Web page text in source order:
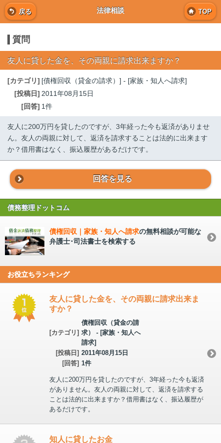
戻る 法律相談 TOP
質問
友人に貸した金を、その両親に請求出来ますか？
[カテゴリ] [債権回収（貸金の請求）] - [家族・知人へ請求]
[投稿日] 2011年08月15日
[回答] 1件
友人に200万円を貸したのですが、3年経った今も返済がありませ
ん。友人の両親に対して、返済を請求することは法的に出来ます
か？借用書はなく、振込履歴があるだけです。
回答を見る
債務整理ドットコム
債権回収｜家族・知人へ請求の無料相談が可能な
弁護士･司法書士を検索する
お役立ちランキング
友人に貸した金を、その両親に請求出来ま
すか？
[カテゴリ]
債権回収（貸金の請
求） - [家族・知人へ
請求]
[投稿日] 2011年08月15日
[回答] 1件
友人に200万円を貸したのですが、3年経った今も返済
がありません。友人の両親に対して、返済を請求する
ことは法的に出来ますか？借用書はなく、振込履歴が
あるだけです。
知人に貸したお金